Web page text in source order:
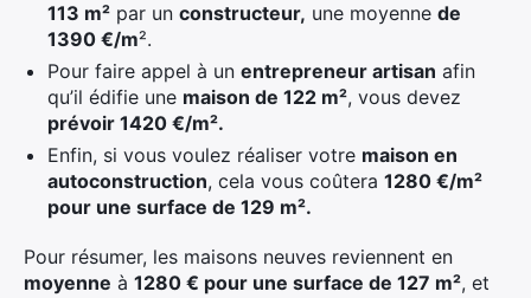
113 m² par un constructeur, une moyenne de
1390 €/m².
Pour faire appel à un entrepreneur artisan afin
qu’il édifie une maison de 122 m², vous devez
prévoir 1420 €/m².
Enfin, si vous voulez réaliser votre maison en
autoconstruction, cela vous coûtera 1280 €/m²
pour une surface de 129 m².
Pour résumer, les maisons neuves reviennent en
moyenne à 1280 € pour une surface de 127 m², et